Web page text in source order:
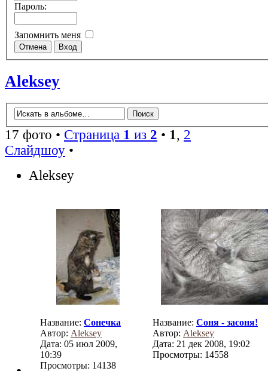
Пароль:
Запомнить меня
Aleksey
17 фото • Страница 1 из 2 • 1, 2
Слайдшоу •
Aleksey
Название: Сонечка
Автор: Aleksey
Дата: 05 июл 2009,
10:39
Просмотры: 14138
Название: Соня - засоня!
Автор: Aleksey
Дата: 21 дек 2008, 19:02
Просмотры: 14558